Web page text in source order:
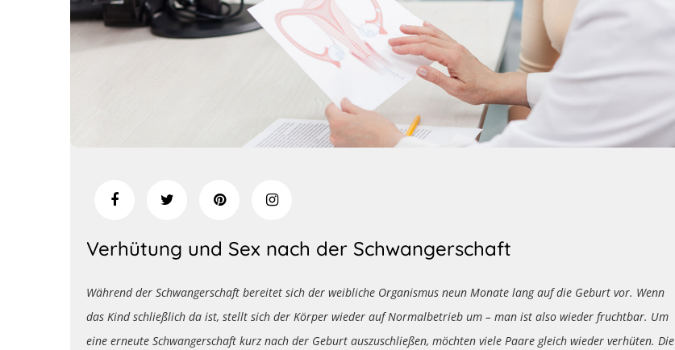
Verhütung und Sex nach der Schwangerschaft
Während der Schwangerschaft bereitet sich der weibliche Organismus neun Monate lang auf die Geburt vor. Wenn
das Kind schließlich da ist, stellt sich der Körper wieder auf Normalbetrieb um – man ist also wieder fruchtbar. Um
eine erneute Schwangerschaft kurz nach der Geburt auszuschließen, möchten viele Paare gleich wieder verhüten. Die